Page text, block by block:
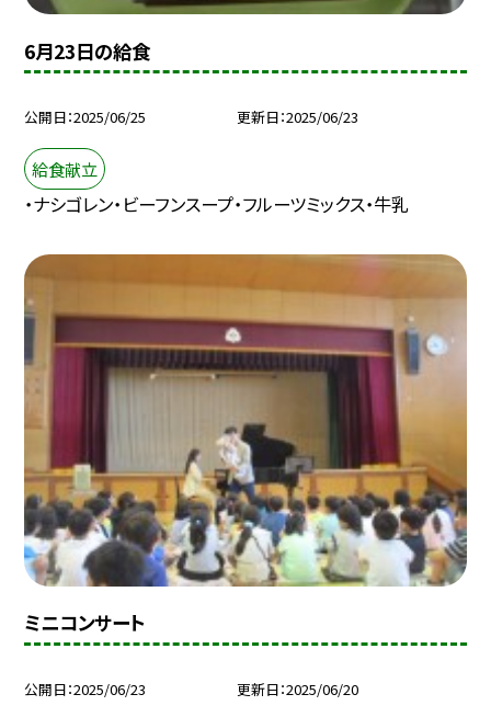
6月23日の給食
公開日 2025/06/25 更新日 2025/06/23
給食献立
・ナシゴレン・ビーフンスープ・フルーツミックス・牛乳
ミニコンサート
公開日 2025/06/23 更新日 2025/06/20